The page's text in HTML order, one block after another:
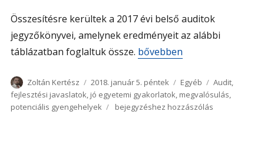
Összesítésre kerültek a 2017 évi belső auditok
jegyzőkönyvei, amelynek eredményeit az alábbi
táblázatban foglaltuk össze. „A 2017-es auditterv
bővebben
Szerző
Zoltán Kertész Közzétéve
2018. január 5. péntek Kategória
Egyéb Címke
Audit,
fejlesztési javaslatok, jó egyetemi gyakorlatok, megvalósulás,
potenciális gyengehelyek
Abejegyzéshez hozzászólás